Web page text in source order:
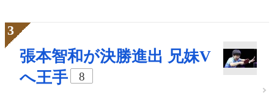
張本智和が決勝進出 兄妹V
へ王手
8